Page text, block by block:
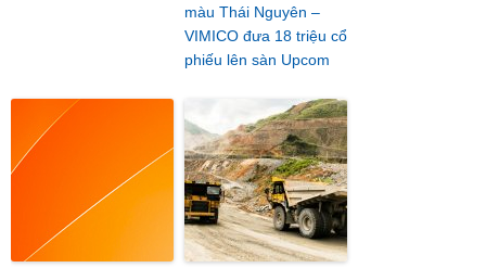
màu Thái Nguyên –
VIMICO đưa 18 triệu cổ
phiếu lên sàn Upcom